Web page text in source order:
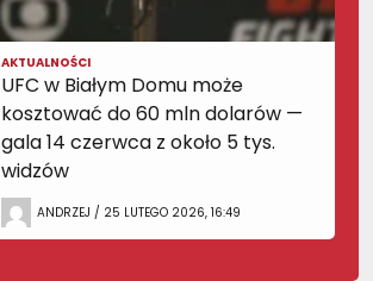
AKTUALNOŚCI
UFC w Białym Domu może
kosztować do 60 mln dolarów —
gala 14 czerwca z około 5 tys.
widzów
ANDRZEJ / 25 LUTEGO 2026, 16:49